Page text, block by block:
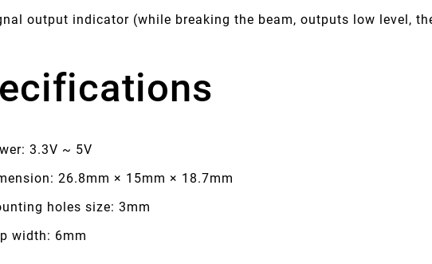
output indicator (while breaking the beam, outputs low level,
3.3V ~ 5V
26.8mm × 15mm × 18.7mm
holes size: 3mm
width: 6mm